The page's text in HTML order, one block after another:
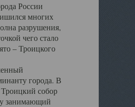
России
многих
разрушения,
чего стало
– Троицкого
города. В
собор
занимающий